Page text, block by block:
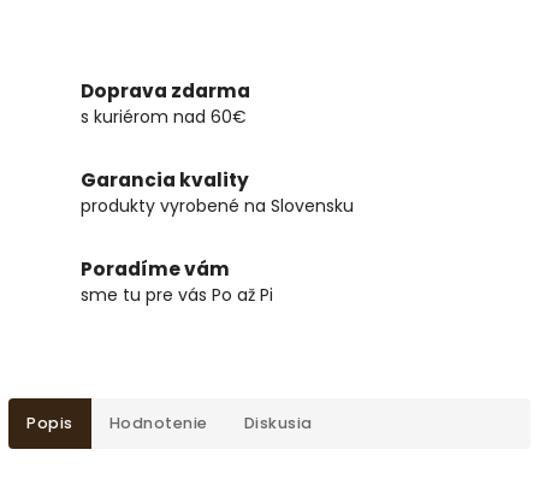
Doprava zdarma
s kuriérom nad 60€
Garancia kvality
produkty vyrobené na Slovensku
Poradíme vám
sme tu pre vás Po až Pi
Popis Hodnotenie Diskusia